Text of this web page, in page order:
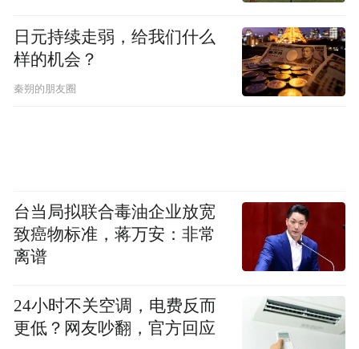
向电动化、智能化未来艰难转身时，一次惨
烈的“阵痛”缩影。它揭示了一个残酷的行业
现实：战略转型的雄心与短期财务健康之
务代价。同时，地缘政治风险（如关税）和
新兴市场格局的变化（如中国本土品牌的崛
起）又为转型增添了巨大的外部不确定性。
大众的困境并非孤例，而是悬挂在所有传统
汽车巨头头顶的达摩克利斯之剑。它们必须
日元持续走弱，给我们什么
样的机会？
秦朔的朋友圈
台当局拟联合毒油企业放宽
致癌物标准，蒋万安：非常
离谱
24小时不关空调，电费反而
更低？网友吵翻，官方回应